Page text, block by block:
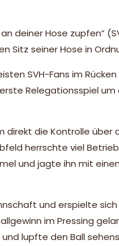
deiner Hose zupfen“
Sitz seiner Hose in
SVH-Fans im
Relegationsspiel
die Kontrolle über
herrschte viel
und jagte ihn mit
und erspielte
im Pressing
lupfte den Ball